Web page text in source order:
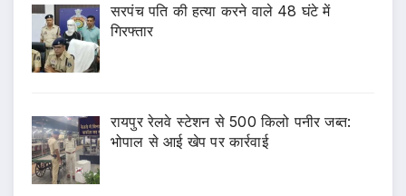
सरपंच पति की हत्या करने वाले 48 घंटे में
गिरफ्तार
रायपुर रेलवे स्टेशन से 500 किलो पनीर जब्त:
भोपाल से आई खेप पर कार्रवाई